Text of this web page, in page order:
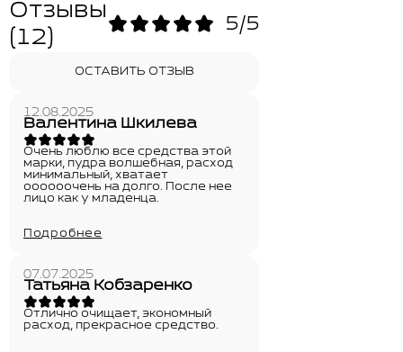
Отзывы
(12)
5/5
ОСТАВИТЬ ОТЗЫВ
12.08.2025
Валентина Шкилева
Очень люблю все средства этой
марки, пудра волшебная, расход
минимальный, хватает
оооооочень на долго. После нее
лицо как у младенца.
Подробнее
07.07.2025
Татьяна Кобзаренко
Отлично очищает, экономный
расход, прекрасное средство.